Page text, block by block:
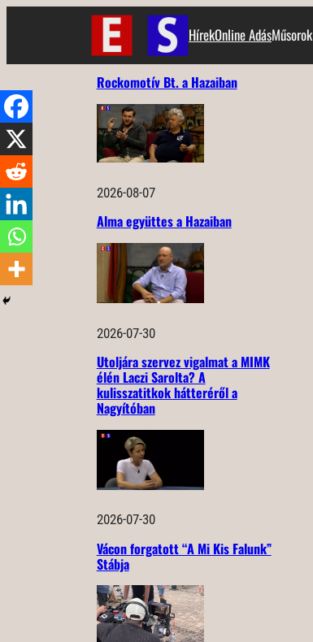
HírekOnline AdásMűsorok
Rockomotív Bt. a Hazaiban
2026-08-07
Alma együttes a Hazaiban
2026-07-30
Utoljára szervez vigalmat a MIMK
élén Laczi Sarolta? A
kulisszatitkok hátteréről a
Nagyítóban
2026-07-30
Vácon forgatott “A Mi Kis Falunk”
Stábja